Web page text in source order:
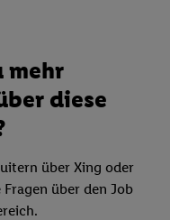
mehr
diese
über Xing oder
über den Job